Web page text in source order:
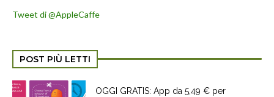
Tweet di @AppleCaffe
POST PIÙ LETTI
OGGI GRATIS: App da 5,49 € per